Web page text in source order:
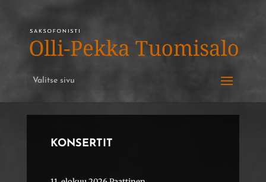
Valitse sivu
KONSERTIT